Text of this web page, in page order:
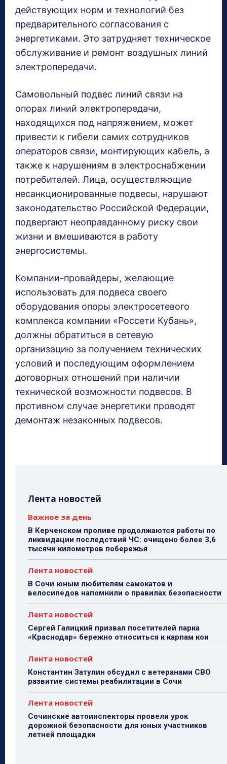
действующих норм и технологий без
предварительного согласования с
энергетиками. Это затрудняет техническое
обслуживание и ремонт воздушных линий
электропередачи.
Самовольный подвес линий связи на
опорах линий электропередачи,
находящихся под напряжением, может
привести к гибели самих сотрудников
операторов связи, монтирующих кабель, а
также к нарушениям в электроснабжении
потребителей. Лица, осуществляющие
несанкционированные подвесы, нарушают
законодательство Российской Федерации,
подвергают неоправданному риску свои
жизни и вмешиваются в работу
энергосистемы.
Компании-провайдеры, желающие
использовать для подвеса своего
оборудования опоры электросетевого
комплекса компании «Россети Кубань»,
должны обратиться в сетевую
организацию за получением технических
условий и последующим оформлением
договорных отношений при наличии
технической возможности подвесов. В
противном случае энергетики проводят
демонтаж незаконных подвесов.
Лента новостей
Важное за день
В Керченском проливе продолжаются работы по
ликвидации последствий ЧС: очищено более 3,6
тысячи километров побережья
Лента новостей
В Сочи юным любителям самокатов и
велосипедов напомнили о правилах безопасности
Лента новостей
Сергей Галицкий призвал посетителей парка
«Краснодар» бережно относиться к карпам кои
Лента новостей
Константин Затулин обсудил с ветеранами СВО
развитие системы реабилитации в Сочи
Лента новостей
Сочинские автоинспекторы провели урок
дорожной безопасности для юных участников
летней площадки